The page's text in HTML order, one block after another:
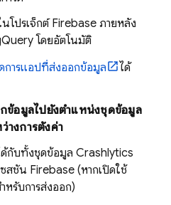
โปรเจ็กต์ Firebase ภายหลัง
โดยอัตโนมัติ
การแอปที่ส่งออกข้อมูล
ได้
ข้อมูลไปยังตำแหน่งชุดข้อมูล
างการตั้งค่า
กับทั้งชุดข้อมูล Crashlytics
สชัน Firebase (หากเปิดใช้
หรับการส่งออก)